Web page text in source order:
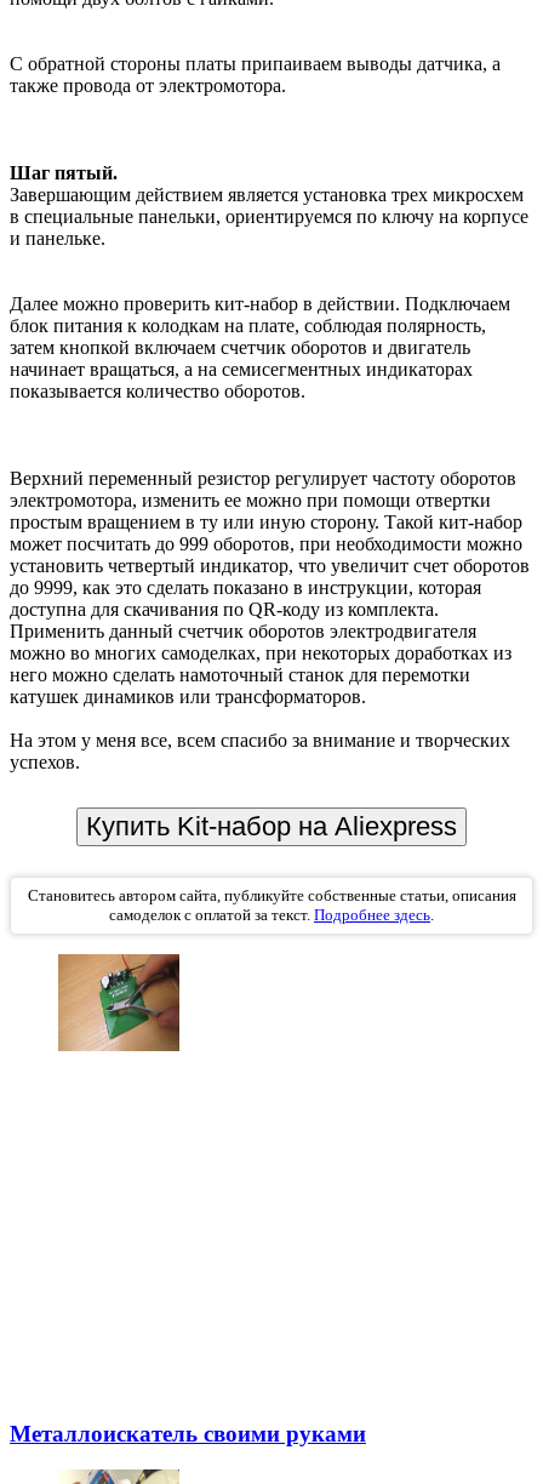
С обратной стороны платы припаиваем выводы датчика, а
также провода от электромотора.
Шаг пятый.
Завершающим действием является установка трех микросхем
в специальные панельки, ориентируемся по ключу на корпусе
и панельке.
Далее можно проверить кит-набор в действии. Подключаем
блок питания к колодкам на плате, соблюдая полярность,
затем кнопкой включаем счетчик оборотов и двигатель
начинает вращаться, а на семисегментных индикаторах
показывается количество оборотов.
Верхний переменный резистор регулирует частоту оборотов
электромотора, изменить ее можно при помощи отвертки
простым вращением в ту или иную сторону. Такой кит-набор
может посчитать до 999 оборотов, при необходимости можно
установить четвертый индикатор, что увеличит счет оборотов
до 9999, как это сделать показано в инструкции, которая
доступна для скачивания по QR-коду из комплекта.
Применить данный счетчик оборотов электродвигателя
можно во многих самоделках, при некоторых доработках из
него можно сделать намоточный станок для перемотки
катушек динамиков или трансформаторов.
На этом у меня все, всем спасибо за внимание и творческих
успехов.
Купить Kit-набор на Aliexpress
Становитесь автором сайта, публикуйте собственные статьи, описания
самоделок с оплатой за текст. Подробнее здесь.
Металлоискатель своими руками